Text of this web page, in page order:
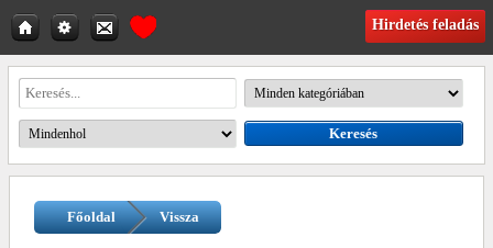
Hirdetés feladás
Főoldal Vissza